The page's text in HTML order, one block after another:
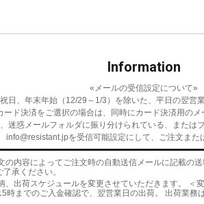
Information
«メールの受信設定について»
日、年末年始（12/29～1/3）を除いた、平日の翌営
ード決済をご選択の場合は、同時にカード決済用のメ
迷惑メールフォルダに振り分けられている、または
info@resistant.jpを受信可能設定にして、ご注文また
内容によってご注文時の自動送信メールに記載の
承ください。
、出荷スケジュールを変更させていただきます。
までのご入金確認で、翌営業日の出荷。 出荷業務